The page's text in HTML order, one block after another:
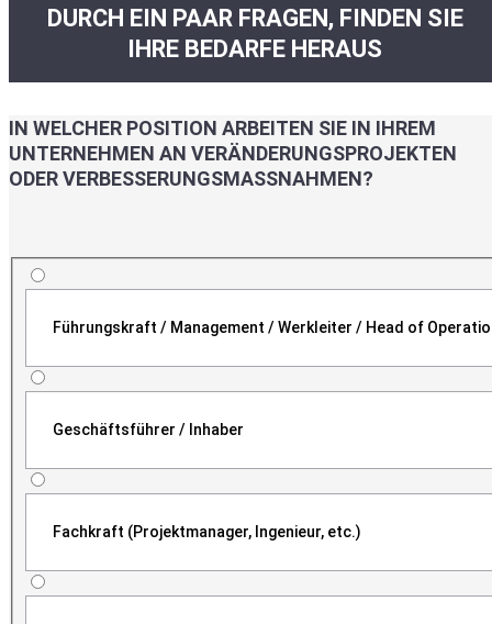
DURCH EIN PAAR FRAGEN, FINDEN SIE
IHRE BEDARFE HERAUS
IN WELCHER POSITION ARBEITEN SIE IN IHREM
UNTERNEHMEN AN VERÄNDERUNGSPROJEKTEN
ODER VERBESSERUNGSMASSNAHMEN?
Führungskraft / Management / Werkleiter / Head of
Geschäftsführer / Inhaber
Fachkraft (Projektmanager, Ingenieur, etc.)